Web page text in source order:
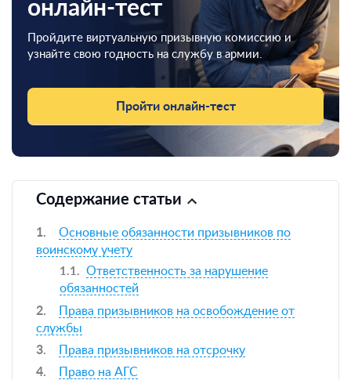
онлайн-тест
Пройдите виртуальную призывную комиссию и
узнайте свою годность на службу в армии.
Пройти онлайн-тест
Содержание статьи
Основные обязанности призывников по
воинскому учету
Ответственность за нарушение
обязанностей
Права призывников на освобождение от
службы
Права призывников на отсрочку
Право на АГС